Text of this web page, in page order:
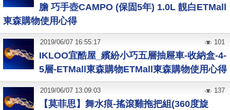
膽 巧手壺CAMPO (保固5年) 1.0L 靚白ETMall
東森購物使用心得
IKLOO宜酷屋_繽紛小巧五層抽屜車-收納盒-4-
5層-ETMall東森購物ETMall東森購物使用心得
2019/06/07 16:55:17 101
【莫菲思】舞水痕-搖滾雞拖把組(360度旋
2019/06/07 13:09:03 137